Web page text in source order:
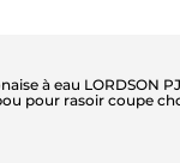
à eau LORDSON
pour rasoir coupe